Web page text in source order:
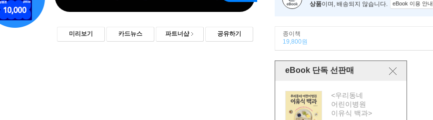
미리보기 카드뉴스 파트너샵 공유하기
상품이며, 배송되지 않습니다. eBook 이용 안내
종이책
19,800원
eBook 단독 선판매
<우리동네
어린이병원
이유식 백과>